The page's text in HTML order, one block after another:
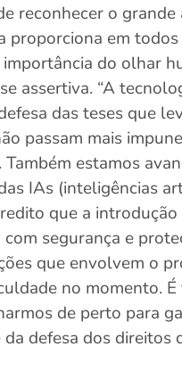
reconhecer o grande
proporciona em todos
do olhar
assertiva. “A
das teses que
passam mais
Também estamos
IAs (inteligências
que a
segurança e
que envolvem o
no momento.
de perto para
defesa dos direitos